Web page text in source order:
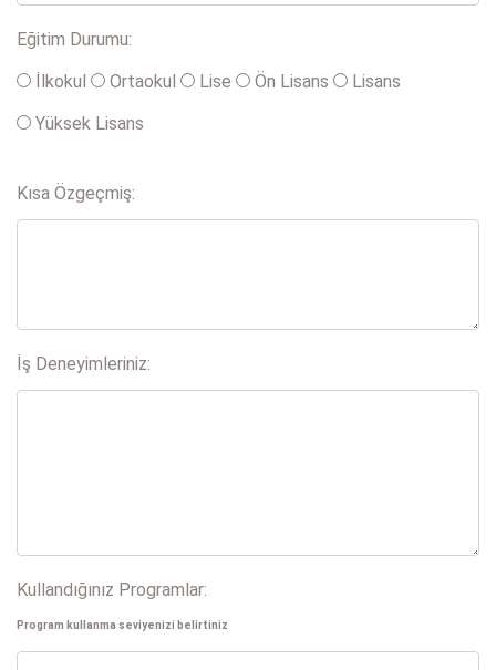
Eğitim Durumu:
İlkokul
Ortaokul Lise Ön Lisans
Lisans
Yüksek Lisans
Kısa Özgeçmiş:
İş Deneyimleriniz:
Kullandığınız Programlar:
Program kullanma seviyenizi belirtiniz